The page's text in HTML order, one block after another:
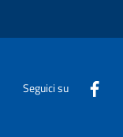
Seguici su